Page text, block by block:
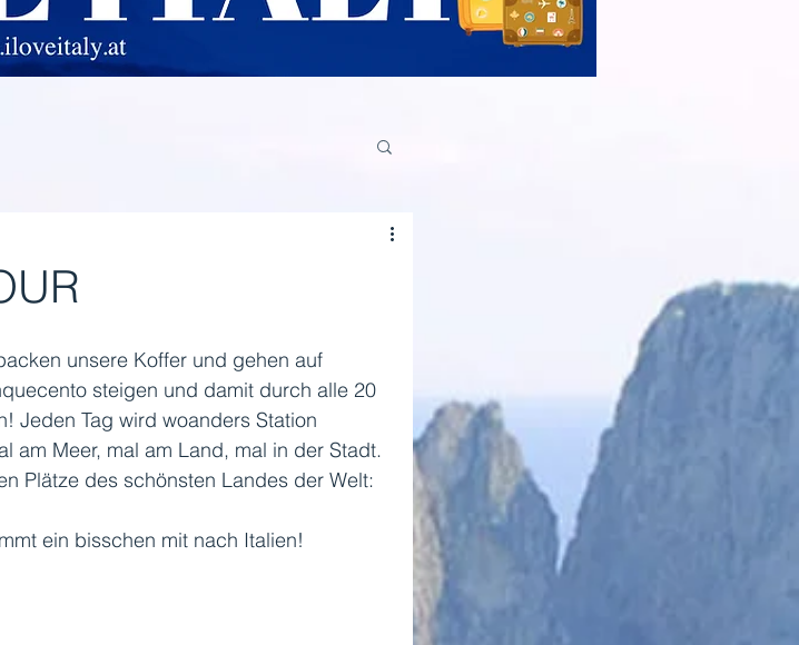
unsere Koffer und gehen auf
steigen und damit durch alle 20
Jeden Tag wird woanders Station
am Meer, mal am Land, mal in der Stadt.
Plätze des schönsten Landes der Welt:
ein bisschen mit nach Italien!